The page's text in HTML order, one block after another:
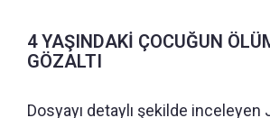
4 YAŞINDAKİ ÇOCUĞUN
GÖZALTI
Dosyayı detaylı şekilde inceleyen